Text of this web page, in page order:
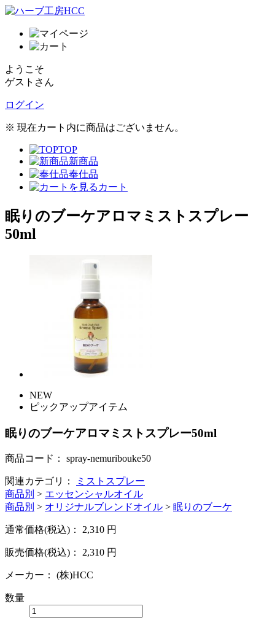
ようこそ
ゲストさん
ログイン
※ 現在カート内に商品はございません。
TOP
新商品
奉仕品
カート
眠りのブーケアロマミストスプレー
50ml
NEW
ピックアップアイテム
眠りのブーケアロマミストスプレー50ml
商品コード： spray-nemuribouke50
関連カテゴリ：
ミストスプレー
商品別 > エッセンシャルオイル
商品別 > オリジナルブレンドオイル > 眠りのブーケ
通常価格(税込)： 2,310 円
販売価格(税込)： 2,310 円
メーカー： (株)HCC
数量